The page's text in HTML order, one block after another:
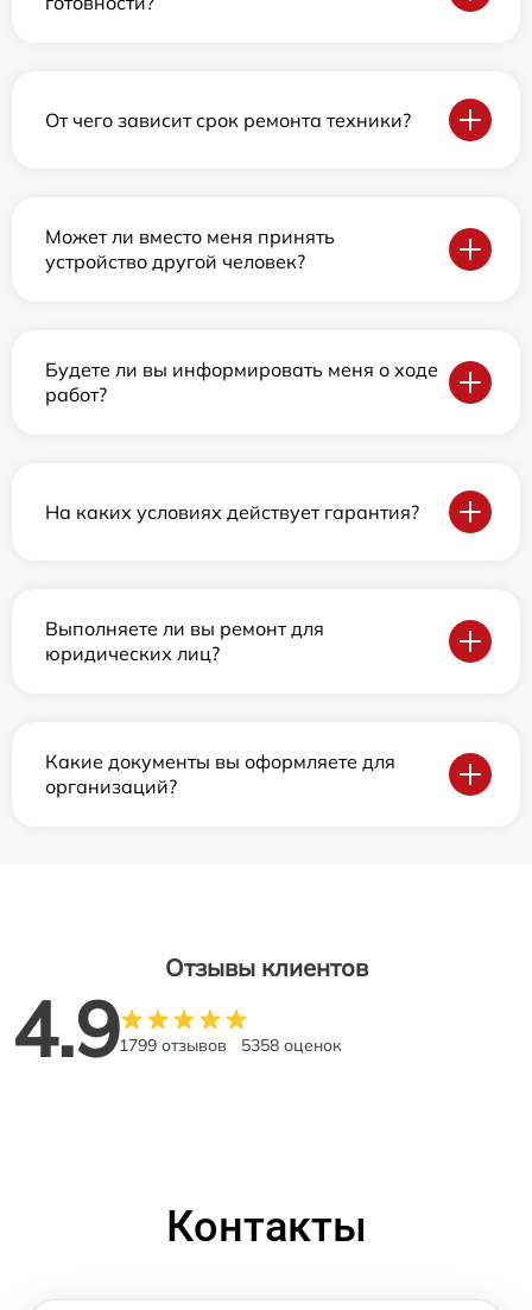
От чего зависит срок ремонта техники?
Может ли вместо меня принять
устройство другой человек?
Будете ли вы информировать меня о ходе
работ?
На каких условиях действует гарантия?
Выполняете ли вы ремонт для
юридических лиц?
Какие документы вы оформляете для
организаций?
Отзывы клиентов
4.91799 отзывов 5358 оценок
Контакты